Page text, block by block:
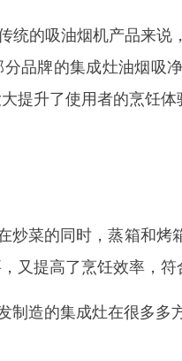
统的吸油烟机产品来说
分品牌的集成灶油烟吸
提升了使用者的烹饪体
炒菜的同时，蒸箱和
又提高了烹饪效率，符
造的集成灶在很多多